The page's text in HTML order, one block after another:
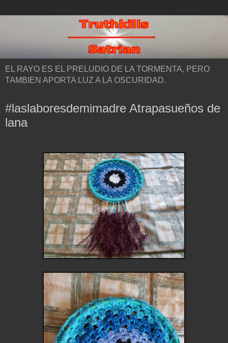
EL RAYO ES EL PRELUDIO DE LA TORMENTA, PERO
TAMBIEN APORTA LUZ A LA OSCURIDAD.
#laslaboresdemimadre Atrapasueños de
lana